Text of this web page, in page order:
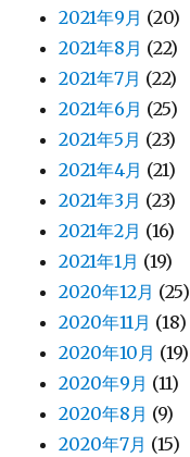
2021年9月 (20)
2021年8月 (22)
2021年7月 (22)
2021年6月 (25)
2021年5月 (23)
2021年4月 (21)
2021年3月 (23)
2021年2月 (16)
2021年1月 (19)
2020年12月 (25)
2020年11月 (18)
2020年10月 (19)
2020年9月 (11)
2020年8月 (9)
2020年7月 (15)